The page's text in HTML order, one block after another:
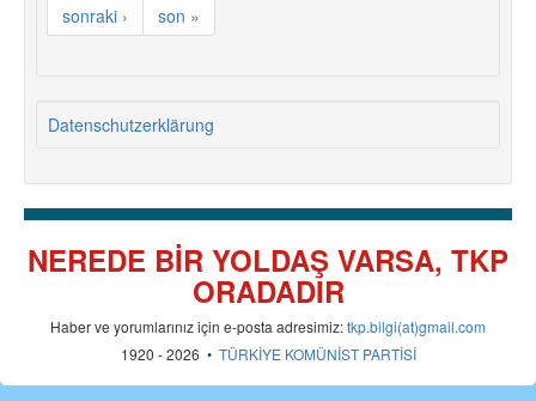
sonraki ›
son »
Datenschutzerklärung
NEREDE BİR YOLDAŞ VARSA, TKP
ORADADIR
Haber ve yorumlarınız için e-posta adresimiz:tkp.bilgi(at)gmail.com
1920 - 2026 • TÜRKİYE KOMÜNİST PARTİSİ